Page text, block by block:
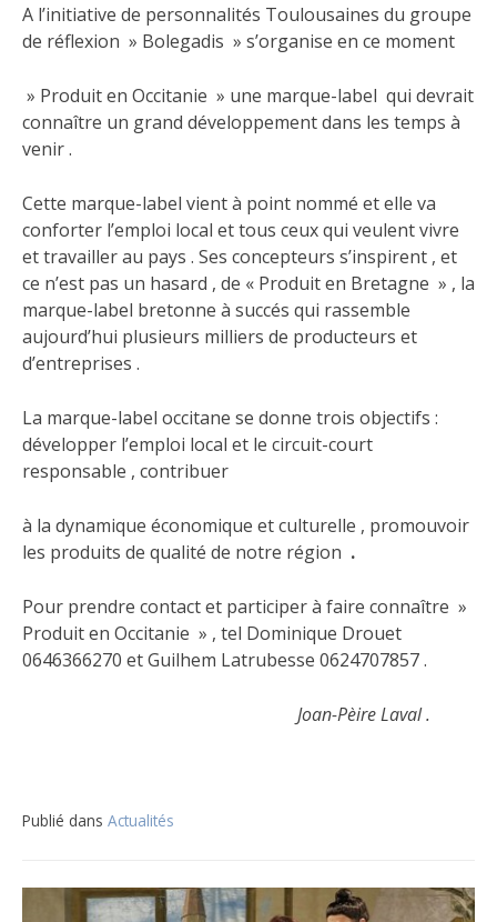
A l’initiative de personnalités Toulousaines du groupe
de réflexion » Bolegadis » s’organise en ce moment
» Produit en Occitanie » une marque-label qui devrait
connaître un grand développement dans les temps à
venir .
Cette marque-label vient à point nommé et elle va
conforter l’emploi local et tous ceux qui veulent vivre
et travailler au pays . Ses concepteurs s’inspirent , et
ce n’est pas un hasard , de « Produit en Bretagne » , la
marque-label bretonne à succés qui rassemble
aujourd’hui plusieurs milliers de producteurs et
d’entreprises .
La marque-label occitane se donne trois objectifs :
développer l’emploi local et le circuit-court
responsable , contribuer
à la dynamique économique et culturelle , promouvoir
les produits de qualité de notre région .
Pour prendre contact et participer à faire connaître »
Produit en Occitanie » , tel Dominique Drouet
0646366270 et Guilhem Latrubesse 0624707857 .
Joan-Pèire Laval .
Publié dans Actualités